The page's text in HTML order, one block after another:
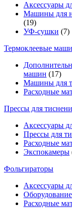
Аксессуары
Машины для
(19)
УФ-сушки (7)
Термоклеевые
машин (17)
Машины для
Расходные
Прессы для
Аксессуары
Прессы для
Расходные
Экспокамеры
Фольгираторы
Аксессуары
Расходные